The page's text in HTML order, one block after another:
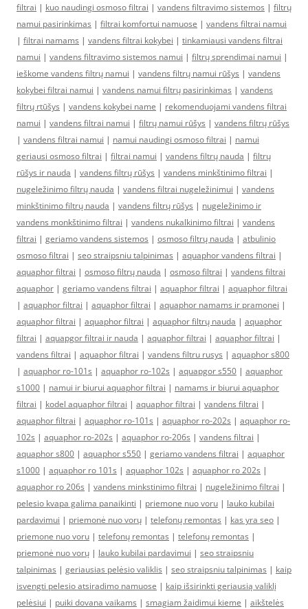
filtrai | kuo naudingi osmoso filtrai | vandens filtravimo sistemos | filtrų
namui pasirinkimas | filtrai komfortui namuose | vandens filtrai namui
| filtrai namams | vandens filtrai kokybei | tinkamiausi vandens filtrai
namui | vandens filtravimo sistemos namui | filtrų sprendimai namui |
ieškome vandens filtrų namui | vandens filtrų namui rūšys | vandens
kokybei filtrai namui | vandens namui filtrų pasirinkimas | vandens
filtrų rtūšys | vandens kokybei name | rekomenduojami vandens filtrai
namui | vandens filtrai namui | filtrų namui rūšys | vandens filtrų rūšys
| vandens filtrai namui | namui naudingi osmoso filtrai | namui
geriausi osmoso filtrai | filtrai namui | vandens filtrų nauda | filtrų
rūšys ir nauda | vandens filtrų rūšys | vandens minkštinimo filtrai |
nugeležinimo filtrų nauda | vandens filtrai nugeležinimui | vandens
minkštinimo filtrų nauda | vandens filtrų rūšys | nugeležinimo ir
vandens monkštinimo filtrai | vandens nukalkinimo filtrai | vandens
filtrai | geriamo vandens sistemos | osmoso filtrų nauda | atbulinio
osmoso filtrai | seo straipsniu talpinimas | aquaphor vandens filtrai |
aquaphor filtrai | osmoso filtrų nauda | osmoso filtrai | vandens filtrai
aquaphor | geriamo vandens filtrai | aquaphor filtrai | aquaphor filtrai
| aquaphor filtrai | aquaphor filtrai | aquaphor namams ir pramonei |
aquaphor filtrai | aquaphor filtrai | aquaphor filtrų nauda | aquaphor
filtrai | aquapgor filtrai ir nauda | aquaphor filtrai | aquaphor filtrai |
vandens filtrai | aquaphor filtrai | vandens filtru rusys | aquaphor s800
| aquaphor ro-101s | aquaphor ro-102s | aquapgor s550 | aquaphor
s1000 | namui ir biurui aquaphor filtrai | namams ir biurui aquaphor
filtrai | kodel aquaphor filtrai | aquaphor filtrai | vandens filtrai |
aquaphor filtrai | aquaphor ro-101s | aquaphor ro-202s | aquaphor ro-
102s | aquaphor ro-202s | aquaphor ro-206s | vandens filtrai |
aquaphor s800 | aquaphor s550 | geriamo vandens filtrai | aquaphor
s1000 | aquaphor ro 101s | aquaphor 102s | aquaphor ro 202s |
aquaphor ro 206s | vandens minkstinimo filtrai | nugeležinimo filtrai |
pelesio kvapa galima panaikinti | priemone nuo voru | lauko kubilai
pardavimui | priemonė nuo vorų | telefonų remontas | kas yra seo |
priemone nuo voru | telefonų remontas | telefonų remontas |
priemonė nuo vorų | lauko kubilai pardavimui | seo straipsniu
talpinimas | geriausias pelėsio valiklis | seo straipsniu talpinimas | kaip
isvengti pelesio atsiradimo namuose | kaip išsirinkti geriausią valiklį
pelėsiui | puiki dovana vaikams | smagiam žaidimui kieme | aikštelės